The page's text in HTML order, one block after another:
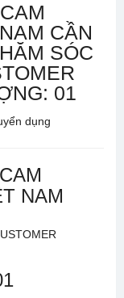
CẦN
SÓC
01
dụng
NAM